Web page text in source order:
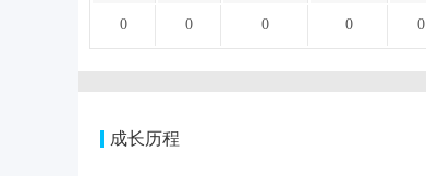
0 0 0 0 0
成长历程